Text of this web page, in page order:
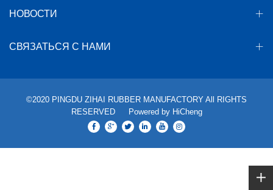
НОВОСТИ
СВЯЗАТЬСЯ С НАМИ
©2020 PINGDU ZIHAI RUBBER MANUFACTORY All RIGHTS
RESERVED
Powered by HiCheng